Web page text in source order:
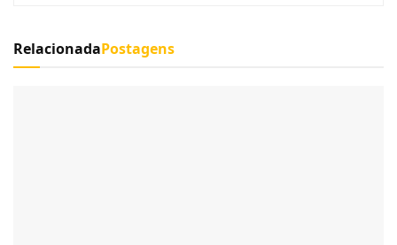
RelacionadaPostagens